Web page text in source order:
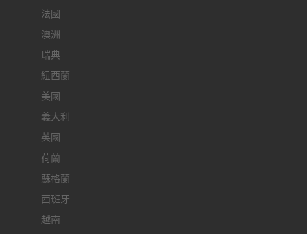
法國
澳洲
瑞典
紐西蘭
美國
義大利
英國
荷蘭
蘇格蘭
西班牙
越南